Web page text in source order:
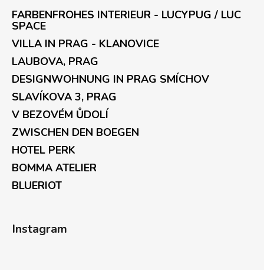
FARBENFROHES INTERIEUR - LUCYPUG / LUC
SPACE
VILLA IN PRAG - KLANOVICE
LAUBOVA, PRAG
DESIGNWOHNUNG IN PRAG SMÍCHOV
SLAVÍKOVA 3, PRAG
V BEZOVÉM ŮDOLÍ
ZWISCHEN DEN BOEGEN
HOTEL PERK
BOMMA ATELIER
BLUERIOT
Instagram